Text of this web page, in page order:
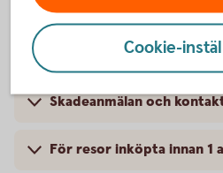
Villkor – Bankkort
Skadeanmälan och
För resor inköpta innan 1
Cookie-